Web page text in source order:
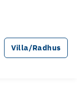
Villa/Radhus